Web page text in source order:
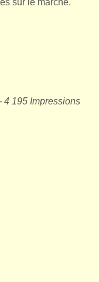
4 195 Impressions